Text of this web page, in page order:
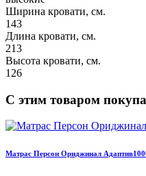
Ширина кровати, см.
143
Длина кровати, см.
213
Высота кровати, см.
126
С этим товаром
Матрас Персон Ориджинал